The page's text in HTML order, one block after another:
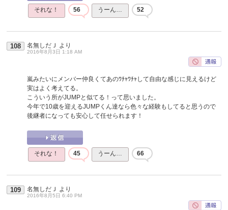
それな！ 56 うーん… 52
108 名無しだＪ より
2016年8月3日 1:18 AM
嵐みたいにメンバー仲良くてあのﾜﾁｬﾜﾁｬして自由な感じに見えるけど
実はよく考えてる。
こういう所がJUMPと似てる！って思いました。
今年で10歳を迎えるJUMPくん達なら色々な経験もしてると思うので
後継者になっても安心して任せられます！
それな！ 45 うーん… 66
109 名無しだＪ より
2016年8月5日 6:40 PM